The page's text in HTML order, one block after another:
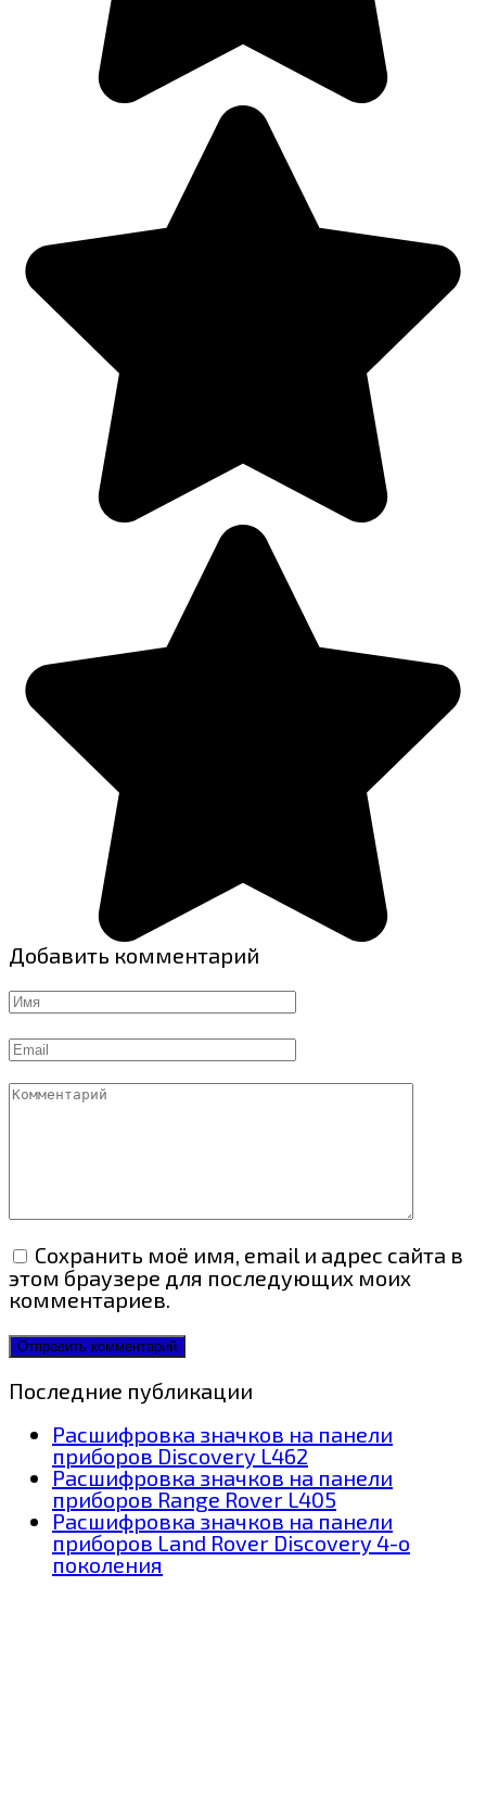
Добавить комментарий
Имя
Email
Комментарий
Сохранить моё имя, email и адрес сайта в
этом браузере для последующих моих
комментариев.
Последние публикации
Расшифровка значков на панели
приборов Discovery L462
Расшифровка значков на панели
приборов Range Rover L405
Расшифровка значков на панели
приборов Land Rover Discovery 4-о
поколения